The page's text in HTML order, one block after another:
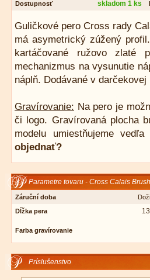
Dostupnosť
skladom 1 ks
Guličkové pero Cross rady
má asymetrický zúžený
kartáčované ružovo zlaté
mechanizmus na vysunutie
náplň. Dodávané v
Gravírovanie: Na pero je
či logo. Gravírovaná plocha
modelu umiestňujeme
objednať?
Parametre tovaru - Cross Calais
Záruční doba
Dĺžka pera
Farba gravírovanie
Príslušenstvo